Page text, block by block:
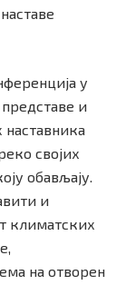
у
и
наставника
својих
обављају.
и
климатских
на отворен